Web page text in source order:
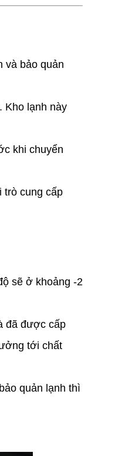
và bảo quản
Kho lạnh này
khi chuyển
trò cung cấp
sẽ ở khoảng -2
đã được cấp
tới chất
quản lạnh thì